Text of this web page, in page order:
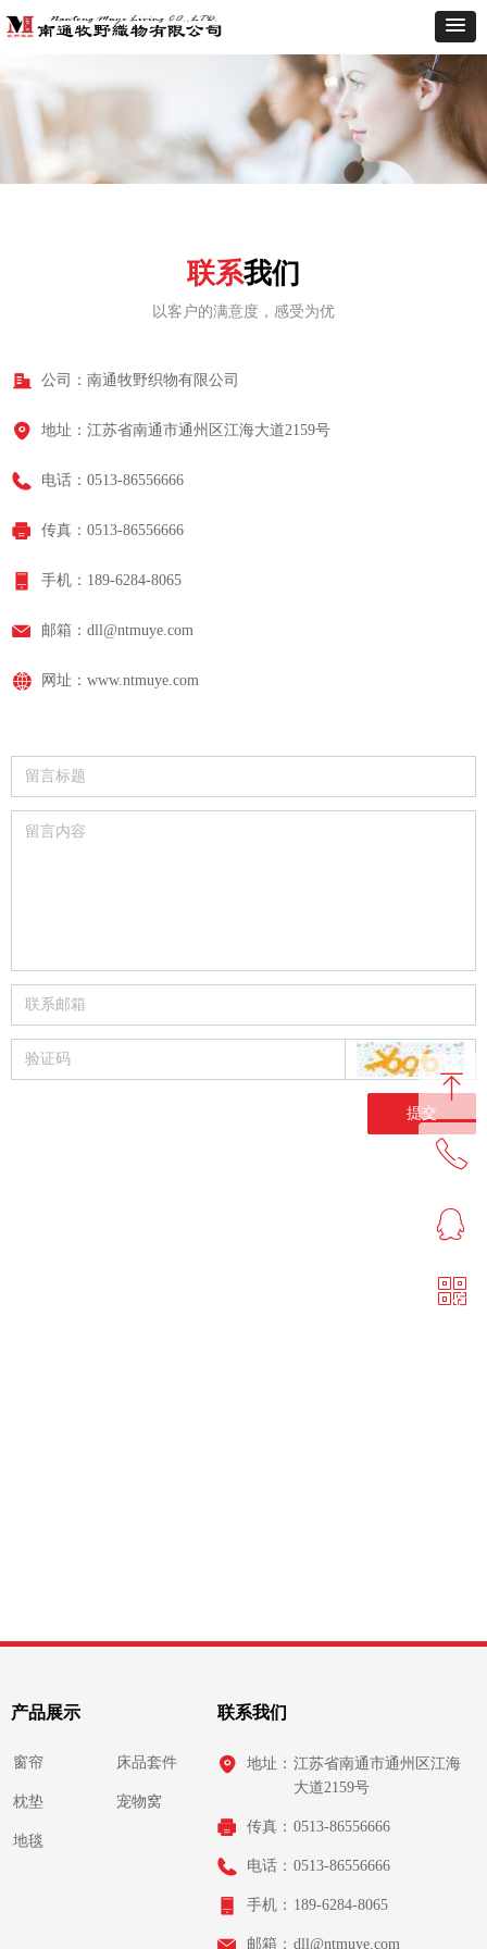
联系我们
以客户的满意度，感受为优
提交
公司： 南通牧野织物有限公司
地址： 江苏省南通市通州区江海大道2159号
电话： 0513-86556666
传真： 0513-86556666
手机： 189-6284-8065
邮箱： dll@ntmuye.com
网址： www.ntmuye.com
地址： 江苏省南通市通州区江海
大道2159号
传真： 0513-86556666
电话： 0513-86556666
手机： 189-6284-8065
邮箱： dll@ntmuye.com
联系我们
产品展示
窗帘
枕垫
地毯
床品套件
宠物窝
ꁸ
回到顶部
ꂅ
0513-86556666
ꁗ
QQ客服
ꀥ